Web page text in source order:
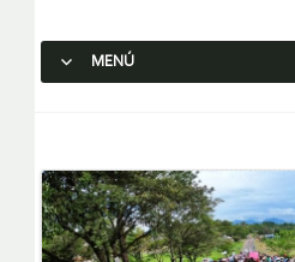
MENÚ